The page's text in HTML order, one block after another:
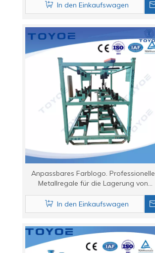
In den Einkaufswagen
Anpassbares Farblogo. Professionelle
Metallregale für die Lagerung von
Autoteilen.
In den Einkaufswagen